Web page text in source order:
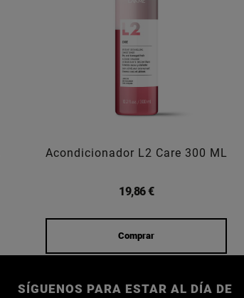
Acondicionador L2 Care 300 ML
19,86 €
Comprar
SÍGUENOS PARA ESTAR AL DÍA DE